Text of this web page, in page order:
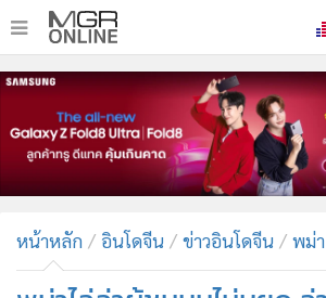
• หน้าหลัก
ทันเหตุการณ์
ภาคใต้
• ภูมิภาค
• บันเทิง
ผู้จัดการรายวัน
หน้าหลัก อินโดจีน ข่าวอินโดจีน พม่า